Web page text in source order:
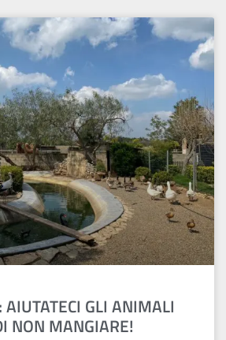
AIUTATECI GLI ANIMALI
NON MANGIARE!